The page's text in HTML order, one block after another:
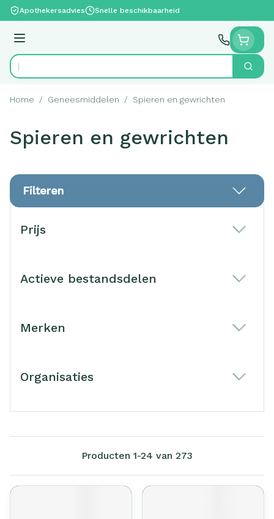
Ga naar de inhoud
Apothekersadvies Snelle beschikbaarheid
Menu
Product, merk, categorie... Zoek
Home / Geneesmiddelen / Spieren en gewrichten
Spieren en gewrichten
Filteren
Prijs
Actieve bestandsdelen
Merken
Organisaties
Producten 1-24 van 273